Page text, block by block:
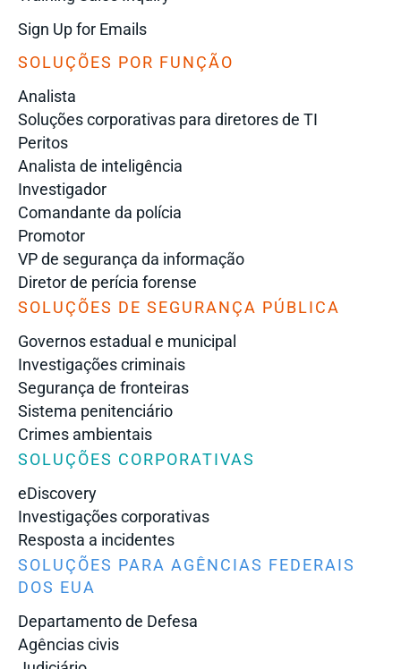
Sign Up for Emails
SOLUÇÕES POR FUNÇÃO
Analista
Soluções corporativas para diretores de TI
Peritos
Analista de inteligência
Investigador
Comandante da polícia
Promotor
VP de segurança da informação
Diretor de perícia forense
SOLUÇÕES DE SEGURANÇA PÚBLICA
Governos estadual e municipal
Investigações criminais
Segurança de fronteiras
Sistema penitenciário
Crimes ambientais
SOLUÇÕES CORPORATIVAS
eDiscovery
Investigações corporativas
Resposta a incidentes
SOLUÇÕES PARA AGÊNCIAS FEDERAIS
DOS EUA
Departamento de Defesa
Agências civis